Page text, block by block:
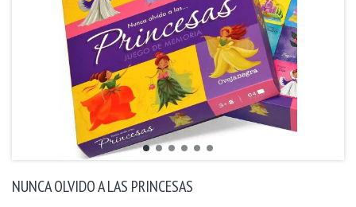
NUNCA OLVIDO A LAS PRINCESAS